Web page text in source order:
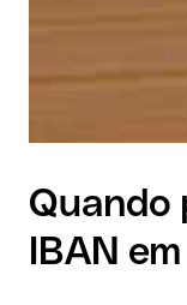
Quando
IBAN